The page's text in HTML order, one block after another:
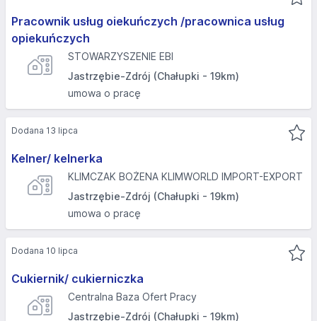
Pracownik usług oiekuńczych /pracownica usług
opiekuńczych
STOWARZYSZENIE EBI
Jastrzębie-Zdrój (Chałupki - 19km)
umowa o pracę
Kelner/ kelnerka
KLIMCZAK BOŻENA KLIMWORLD IMPORT-EXPORT
Jastrzębie-Zdrój (Chałupki - 19km)
umowa o pracę
Dodana 13 lipca
Cukiernik/ cukierniczka
Centralna Baza Ofert Pracy
Jastrzębie-Zdrój (Chałupki - 19km)
Dodana 10 lipca